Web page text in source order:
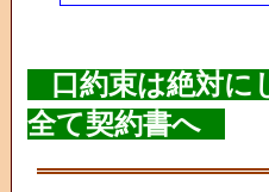
口約束は絶対に
全て契約書へ